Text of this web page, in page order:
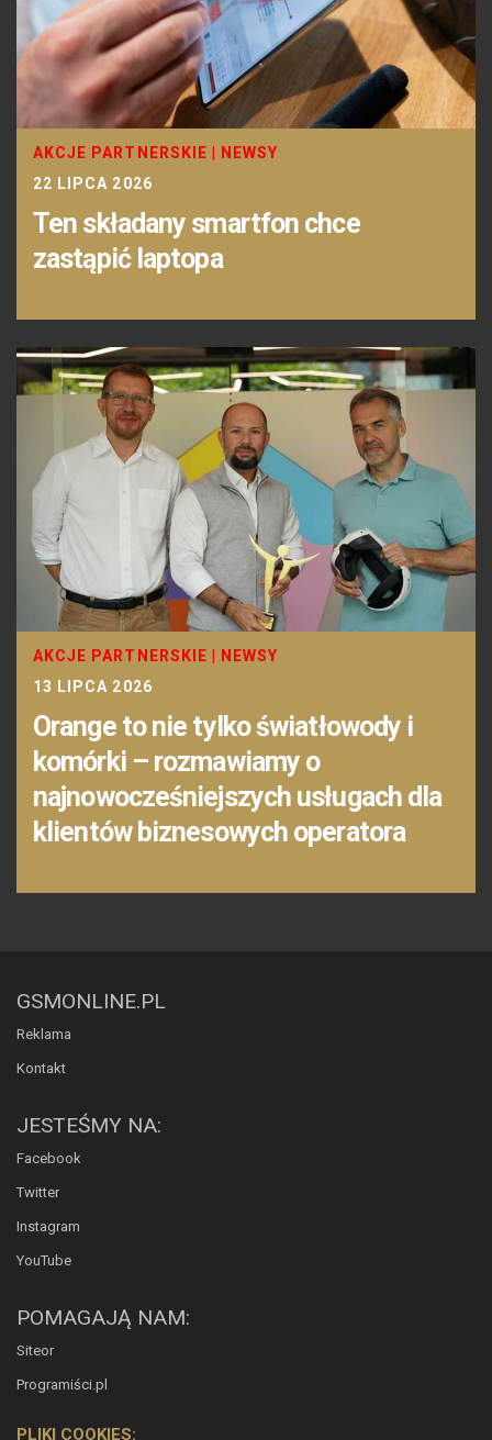
AKCJE PARTNERSKIE
NEWSY
22 LIPCA 2026
Ten składany smartfon chce
zastąpić laptopa
AKCJE PARTNERSKIE
NEWSY
13 LIPCA 2026
Orange to nie tylko światłowody i
komórki – rozmawiamy o
najnowocześniejszych usługach dla
klientów biznesowych operatora
GSMONLINE.PL
Reklama
Kontakt
JESTEŚMY NA:
Facebook
Twitter
Instagram
YouTube
POMAGAJĄ NAM:
Siteor
Programiści.pl
PLIKI COOKIES: